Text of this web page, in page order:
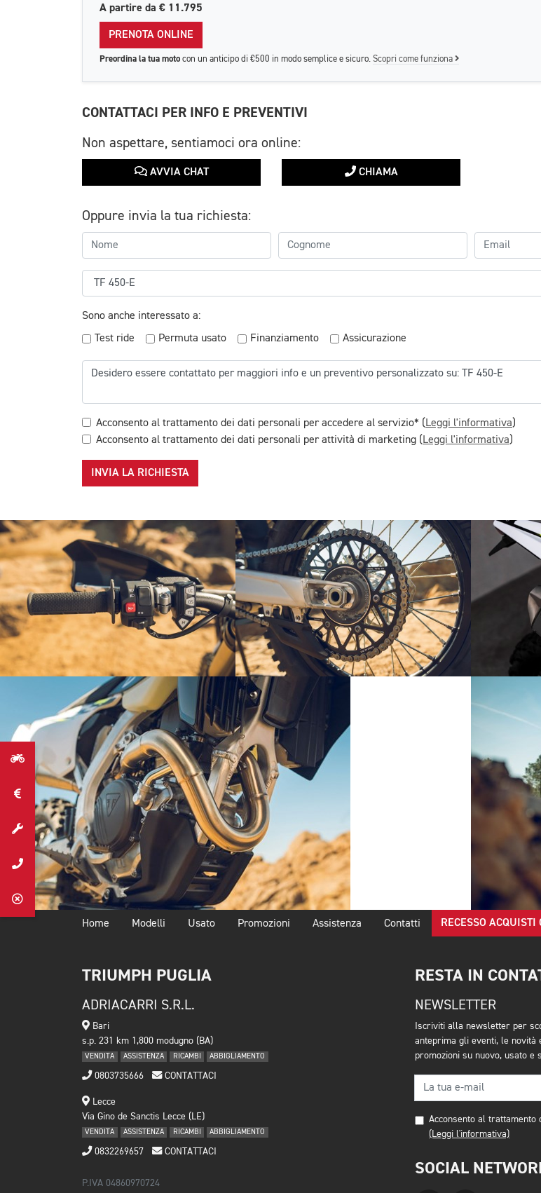
A partire da € 11.795
PRENOTA ONLINE
Preordina la tua moto con un anticipo di €500 in modo semplice e sicuro. Scopri come funziona
CONTATTACI PER INFO E PREVENTIVI
Non aspettare, sentiamoci ora online:
AVVIA CHAT CHIAMA
Oppure invia la tua richiesta:
Sono anche interessato a:
Test ride
Permuta usato Finanziamento Assicurazione
Acconsento al trattamento dei dati personali per accedere al servizio* (Leggi l'informativa)
Acconsento al trattamento dei dati personali per attività di marketing (Leggi l'informativa)
INVIA LA RICHIESTA
Home Modelli Usato Promozioni Assistenza Contatti RECESSO ACQUISTI
TRIUMPH PUGLIA
ADRIACARRI S.R.L.
Bari
s.p. 231 km 1,800 modugno (BA)
VENDITA ASSISTENZA RICAMBI ABBIGLIAMENTO
0803735666 CONTATTACI
Lecce
Via Gino de Sanctis Lecce (LE)
VENDITA ASSISTENZA RICAMBI ABBIGLIAMENTO
0832269657 CONTATTACI
P.IVA 04860970724
RESTA IN
NEWSLETTER
Iscriviti alla newsletter per
anteprima gli eventi, le novità
promozioni su nuovo, usato e
Acconsento al trattamento
(Leggi l'informativa)
SOCIAL